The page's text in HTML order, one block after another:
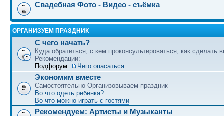
Свадебная Фото - Видео - съёмка
ОРГАНИЗУЕМ ПРАЗДНИК
С чего начать?
Куда обратиться, с кем проконсультироваться, как сделать
Рекомендации:
Подфорум:
Чего опасаться.
Экономим вместе
Самостоятельно Организовываем праздник
Во что одеть ребёнка?
Во что можно играть с гостями
Рекомендуем: Артисты и Музыканты